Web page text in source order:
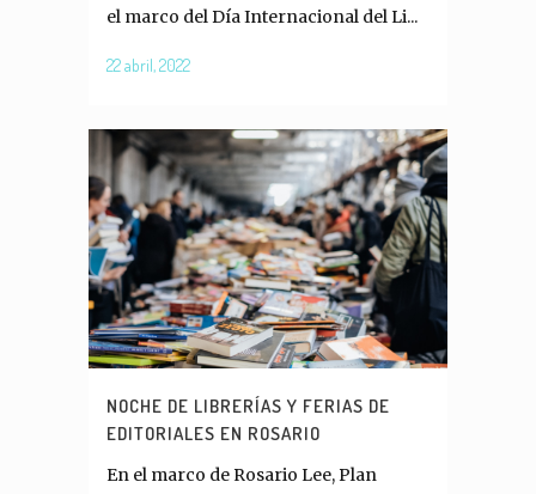
el marco del Día Internacional del Li...
22 abril, 2022
NOCHE DE LIBRERÍAS Y FERIAS DE
EDITORIALES EN ROSARIO
En el marco de Rosario Lee, Plan